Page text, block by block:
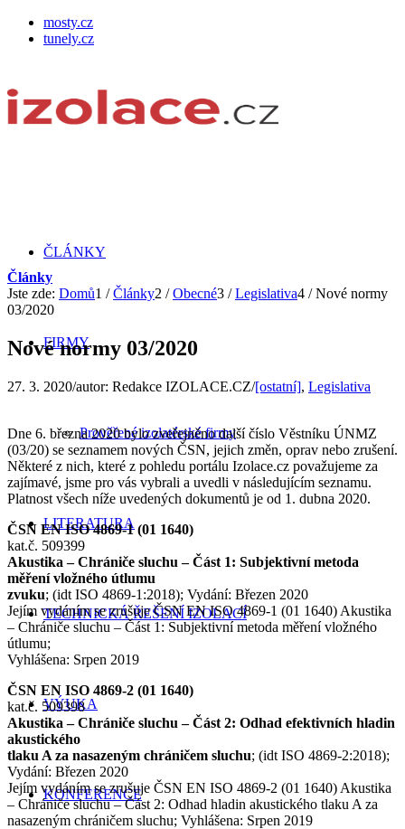
mosty.cz
tunely.cz
ČLÁNKY
FIRMY
Prověřené izolatérské firmy
LITERATURA
TECHNICKÁ ŘEŠENÍ IZOLACÍ
VÝUKA
KONFERENCE
Články
Jste zde: Domů1 / Články2 / Obecné3 / Legislativa4 / Nové normy
03/2020
Nové normy 03/2020
27. 3. 2020/autor: Redakce IZOLACE.CZ/[ostatní], Legislativa
Dne 6. března 2020 bylo zveřejněno další číslo Věstníku ÚNMZ
(03/20) se seznamem nových ČSN, jejich změn, oprav nebo zrušení.
Některé z nich, které z pohledu portálu Izolace.cz považujeme za
zajímavé, jsme pro vás vybrali a uvedli v následujícím seznamu.
Platnost všech níže uvedených dokumentů je od 1. dubna 2020.
ČSN EN ISO 4869-1 (01 1640)
kat.č. 509399
Akustika – Chrániče sluchu – Část 1: Subjektivní metoda
měření vložného útlumu
zvuku; (idt ISO 4869-1:2018); Vydání: Březen 2020
Jejím vydáním se zrušuje ČSN EN ISO 4869-1 (01 1640) Akustika
– Chrániče sluchu – Část 1: Subjektivní metoda měření vložného
útlumu;
Vyhlášena: Srpen 2019
ČSN EN ISO 4869-2 (01 1640)
kat.č. 509398
Akustika – Chrániče sluchu – Část 2: Odhad efektivních hladin
akustického
tlaku A za nasazeným chráničem sluchu; (idt ISO 4869-2:2018);
Vydání: Březen 2020
Jejím vydáním se zrušuje ČSN EN ISO 4869-2 (01 1640) Akustika
– Chrániče sluchu – Část 2: Odhad hladin akustického tlaku A za
nasazeným chráničem sluchu; Vyhlášena: Srpen 2019